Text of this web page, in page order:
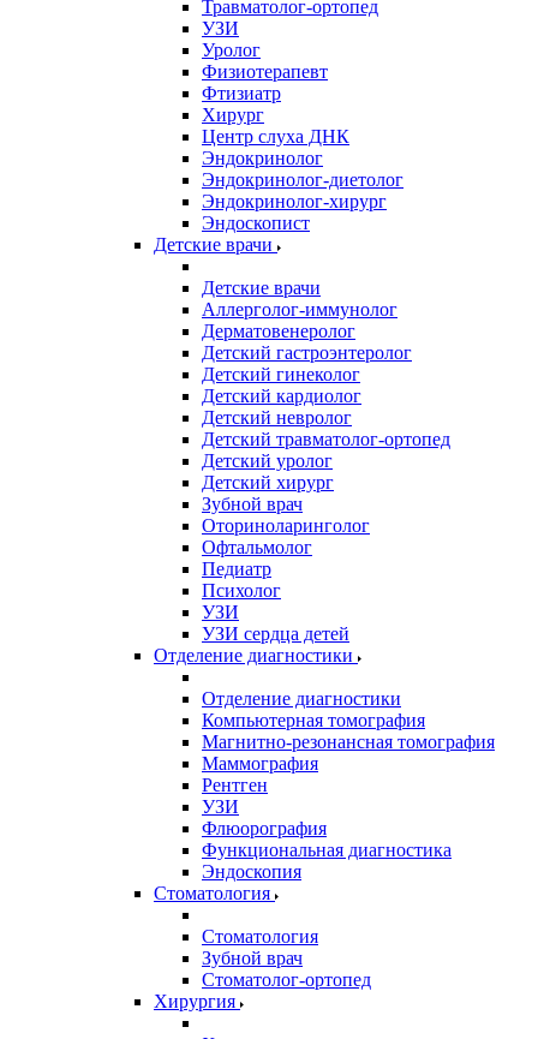
Травматолог-ортопед
УЗИ
Уролог
Физиотерапевт
Фтизиатр
Хирург
Центр слуха ДНК
Эндокринолог
Эндокринолог-диетолог
Эндокринолог-хирург
Эндоскопист
Детские врачи
Детские врачи
Аллерголог-иммунолог
Дерматовенеролог
Детский гастроэнтеролог
Детский гинеколог
Детский кардиолог
Детский невролог
Детский травматолог-ортопед
Детский уролог
Детский хирург
Зубной врач
Оториноларинголог
Офтальмолог
Педиатр
Психолог
УЗИ
УЗИ сердца детей
Отделение диагностики
Отделение диагностики
Компьютерная томография
Магнитно-резонансная томография
Маммография
Рентген
УЗИ
Флюорография
Функциональная диагностика
Эндоскопия
Стоматология
Стоматология
Зубной врач
Стоматолог-ортопед
Хирургия